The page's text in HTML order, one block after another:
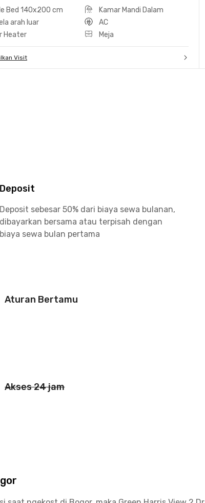
Bed 140x200 cm
Kamar Mandi Dalam
arah luar
AC
Heater
Meja
Visit
Deposit
Deposit sebesar 50% dari biaya sewa bulanan,
dibayarkan bersama atau terpisah dengan
biaya sewa bulan pertama
Aturan Bertamu
Akses 24 jam